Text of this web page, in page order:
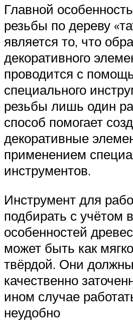
Главной
резьбы по дереву
является то, что
декоративного
проводится с
специального
резьбы лишь один
способ помогает
декоративные
применением
инструментов.
Инструмент для
подбирать с учётом
особенностей
может быть как
твёрдой. Они
качественно
ином случае
неудобно